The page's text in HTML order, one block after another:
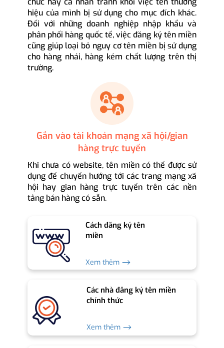
hiệu của mình bị sử dụng cho mục đích khác.
Đối với những doanh nghiệp nhập khẩu và
phân phối hàng quốc tế, việc đăng ký tên miền
cũng giúp loại bỏ nguy cơ tên miền bị sử dụng
cho hàng nhái, hàng kém chất lượng trên thị
trường.
Gắn vào tài khoản mạng xã hội/gian
hàng trực tuyến
Khi chưa có website, tên miền có thể được sử
dụng để chuyển hướng tới các trang mạng xã
hội hay gian hàng trực tuyến trên các nền
tảng bán hàng có sẵn.
Cách đăng ký tên
miền
Xem thêm ⟶
Các nhà đăng ký tên miền
chính thức
Xem thêm ⟶